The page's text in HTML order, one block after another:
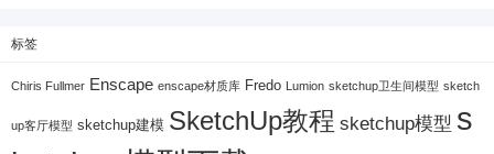
标签
Chiris Fullmer Enscape enscape材质库 Fredo Lumion sketchup卫生间模型 sketch
up客厅模型 sketchup建模 SketchUp教程 sketchup模型 s